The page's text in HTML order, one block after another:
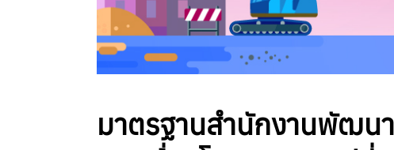
มาตรฐานสํานักงานพัฒน